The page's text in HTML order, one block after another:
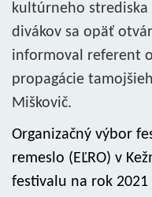
kultúrneho
divákov sa opäť
informoval referent
propagácie
Miškovič.
Organizačný výbor
remeslo (EĽRO) v
festivalu na rok